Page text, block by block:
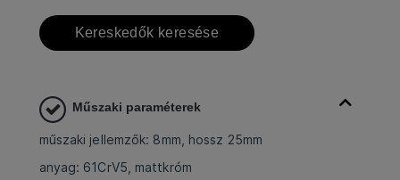
Kereskedők keresése
Műszaki paraméterek
műszaki jellemzők: 8mm, hossz 25mm
anyag: 61CrV5, mattkróm